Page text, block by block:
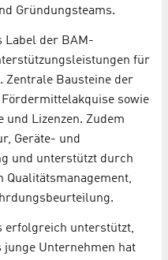
Gründungsteams.
Label der BAM-
für
Zentrale Bausteine der
sowie
und Lizenzen. Zudem
Geräte- und
und unterstützt durch
Qualitätsmanagement,
erfolgreich unterstützt,
junge Unternehmen hat